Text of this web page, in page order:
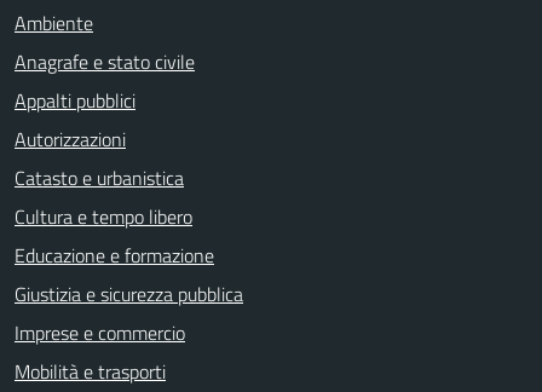
Ambiente
Anagrafe e stato civile
Appalti pubblici
Autorizzazioni
Catasto e urbanistica
Cultura e tempo libero
Educazione e formazione
Giustizia e sicurezza pubblica
Imprese e commercio
Mobilità e trasporti